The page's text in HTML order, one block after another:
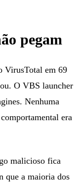
pegam
VirusTotal em 69
O VBS launcher
Nenhuma
era
malicioso fica
que a maioria dos